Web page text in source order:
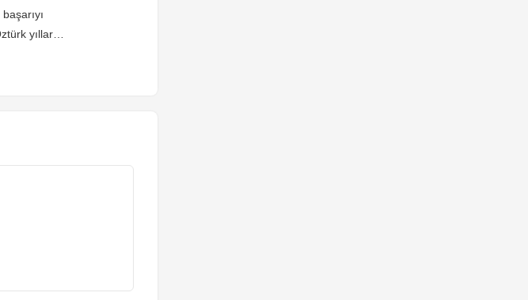
yıllar